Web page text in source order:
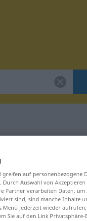
auf personenbezogene
Auswahl von Akzeptieren
Partner verarbeiten Daten, um
sind, sind manche Inhalte
Menü jederzeit wieder
Sie auf den Link